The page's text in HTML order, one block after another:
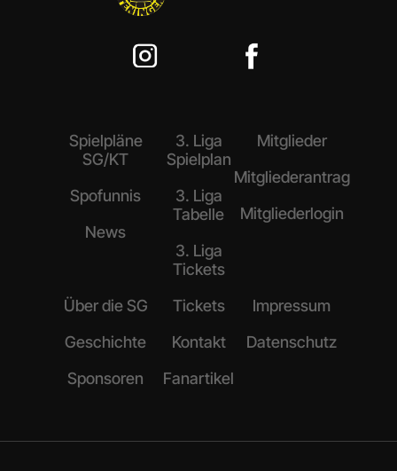
Spielpläne
SG/KT
Spofunnis
News
3. Liga
Spielplan
3. Liga
Tabelle
3. Liga
Tickets
Mitglieder
Mitgliederantrag
Mitgliederlogin
Über die SG
Geschichte
Sponsoren
Tickets
Kontakt
Fanartikel
Impressum
Datenschutz